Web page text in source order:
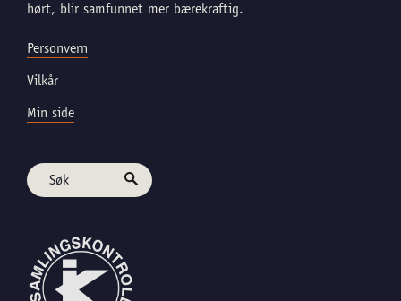
hørt, blir samfunnet mer bærekraftig.
Personvern
Vilkår
Min side